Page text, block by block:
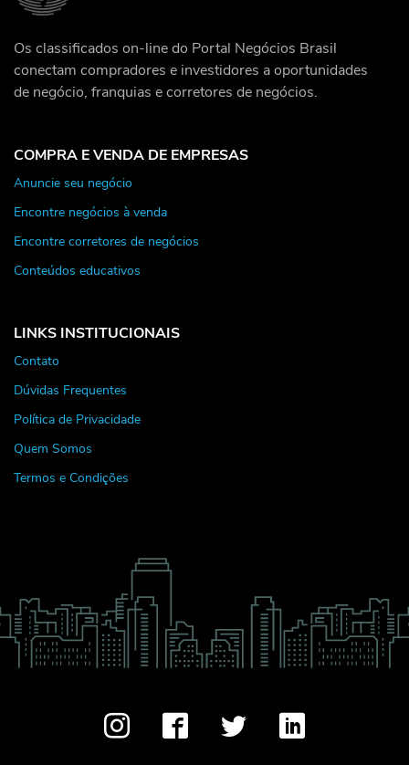
Os classificados on-line do Portal Negócios Brasil
conectam compradores e investidores a oportunidades
de negócio, franquias e corretores de negócios.
COMPRA E VENDA DE EMPRESAS
Anuncie seu negócio
Encontre negócios à venda
Encontre corretores de negócios
Conteúdos educativos
LINKS INSTITUCIONAIS
Contato
Dúvidas Frequentes
Política de Privacidade
Quem Somos
Termos e Condições